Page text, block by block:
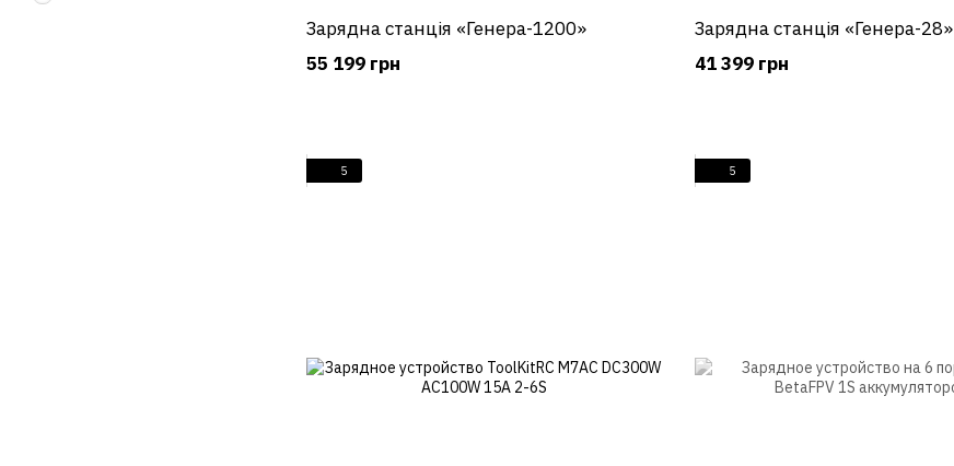
Зарядна станція «Генера-1200»
55 199 грн
Зарядна станція «Генера-28»
41 399 грн
5 5